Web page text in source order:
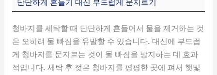
청바지를 세탁할 때 단단하게 흔들어서 물을 제거하는 것
은 오히려 물 빠짐을 유발할 수 있습니다. 대신에 부드럽
게 청바지를 문지르는 것이 물 빠짐을 방지하는 데 효과
적입니다. 세탁 후 젖은 청바지를 평평한 곳에 펴서 햇빛